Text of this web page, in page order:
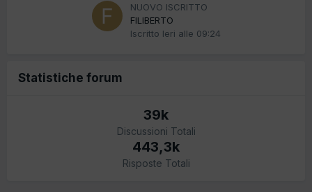
NUOVO ISCRITTO
FILIBERTO
Iscritto Ieri alle 09:24
Statistiche forum
39k
Discussioni Totali
443,3k
Risposte Totali